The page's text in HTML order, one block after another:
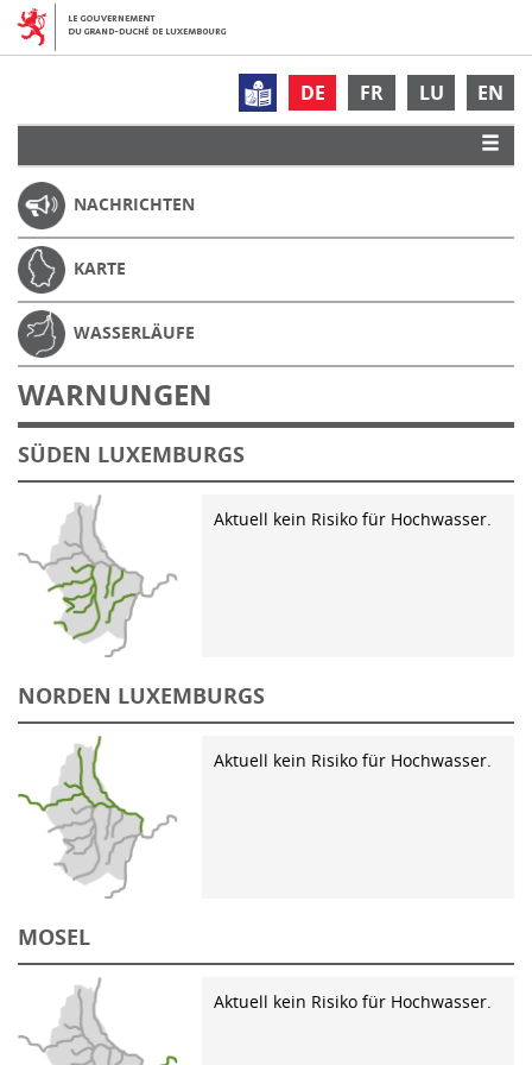
DE FR LU EN
NACHRICHTEN
KARTE
WASSERLÄUFE
WARNUNGEN
SÜDEN LUXEMBURGS
Aktuell kein Risiko für Hochwasser.
NORDEN LUXEMBURGS
Aktuell kein Risiko für Hochwasser.
MOSEL
Aktuell kein Risiko für Hochwasser.